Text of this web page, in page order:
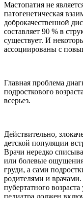
Мастопатия не
патогенетическая
доброкачественной
составляет 90 % в
существует. И
ассоциированы с
Главная проблема
подросткового
всерьез.
Действительно,
детской популяции
Врачи нередко
или болевые ощущения
груди, а сами
родителями и
пубертатного